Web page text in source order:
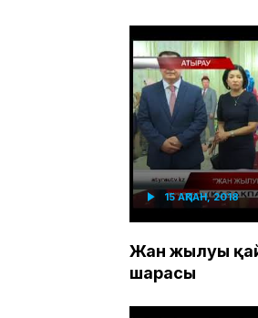
15 АҚПАН, 2018
Жан жылуы
шарасы